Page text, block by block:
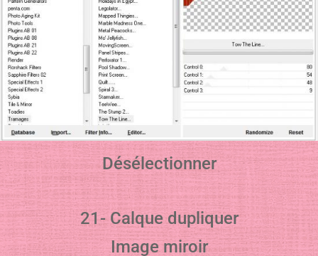
Désélectionner
21- Calque dupliquer
Image miroir